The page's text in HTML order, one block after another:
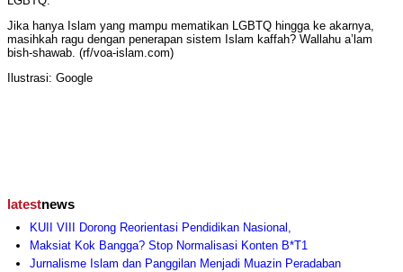
Jika hanya Islam yang mampu mematikan LGBTQ hingga ke akarnya,
masihkah ragu dengan penerapan sistem Islam kaffah? Wallahu a’lam
bish-shawab. (rf/voa-islam.com)
Ilustrasi: Google
latestnews
KUII VIII Dorong Reorientasi Pendidikan Nasional,
Maksiat Kok Bangga? Stop Normalisasi Konten B*T1
Jurnalisme Islam dan Panggilan Menjadi Muazin Peradaban